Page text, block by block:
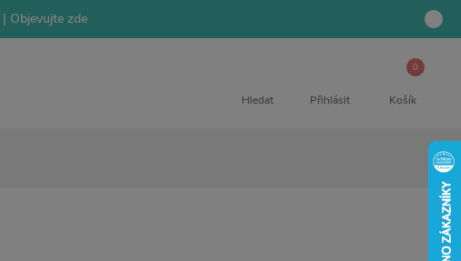
| Objevujte zde
Hledat Přihlásit
0
Košík